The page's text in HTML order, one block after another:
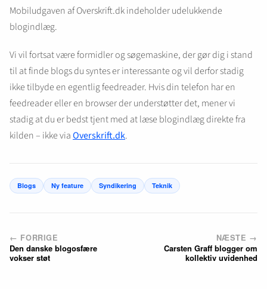
Mobiludgaven af Overskrift.dk indeholder udelukkende
blogindlæg.
Vi vil fortsat være formidler og søgemaskine, der gør dig i stand
til at finde blogs du syntes er interessante og vil derfor stadig
ikke tilbyde en egentlig feedreader. Hvis din telefon har en
feedreader eller en browser der understøtter det, mener vi
stadig at du er bedst tjent med at læse blogindlæg direkte fra
kilden – ikke viaOverskrift.dk.
Blogs Ny feature Syndikering Teknik
← FORRIGE
Den danske blogosfære
vokser støt
NÆSTE →
Carsten Graff blogger om
kollektiv uvidenhed